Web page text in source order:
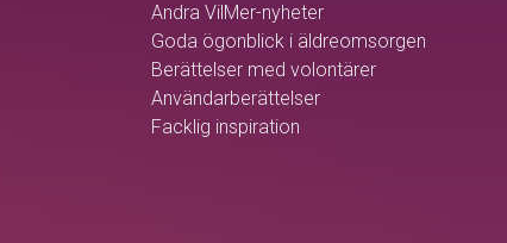
Andra VilMer-nyheter
Goda ögonblick i äldreomsorgen
Berättelser med volontärer
Användarberättelser
Facklig inspiration